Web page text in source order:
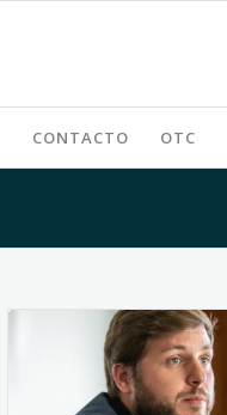
CONTACTO OTC